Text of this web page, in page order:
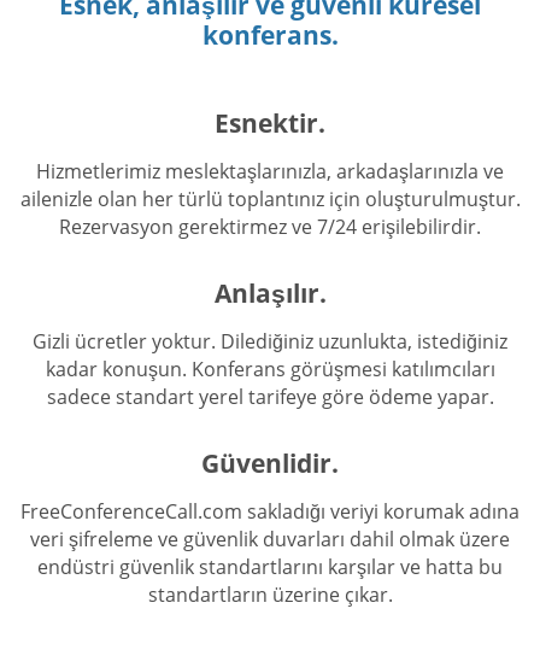
konferans.
Esnektir.
Hizmetlerimiz meslektaşlarınızla, arkadaşlarınızla ve
ailenizle olan her türlü toplantınız için oluşturulmuştur.
Rezervasyon gerektirmez ve 7/24 erişilebilirdir.
Anlaşılır.
Gizli ücretler yoktur. Dilediğiniz uzunlukta, istediğiniz
kadar konuşun. Konferans görüşmesi katılımcıları
sadece standart yerel tarifeye göre ödeme yapar.
Güvenlidir.
FreeConferenceCall.com sakladığı veriyi korumak adına
veri şifreleme ve güvenlik duvarları dahil olmak üzere
endüstri güvenlik standartlarını karşılar ve hatta bu
standartların üzerine çıkar.